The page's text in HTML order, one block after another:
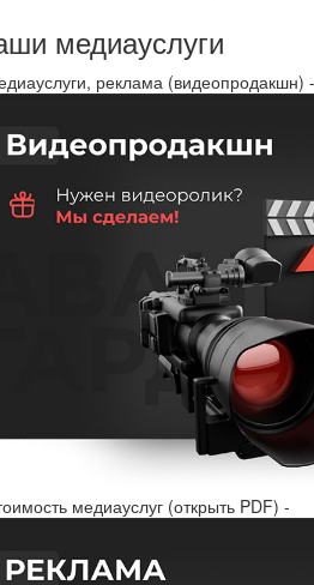
медиауслуги
реклама (видеопродакшн) -
медиауслуг (открыть PDF) -